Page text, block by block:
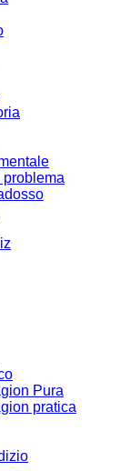
problema
Pura
pratica